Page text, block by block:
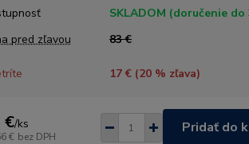
SKLADOM (doručenie do
pred zľavou
83 €
17 € (20% zľava)
€/ks
€ bez DPH
Pridať do